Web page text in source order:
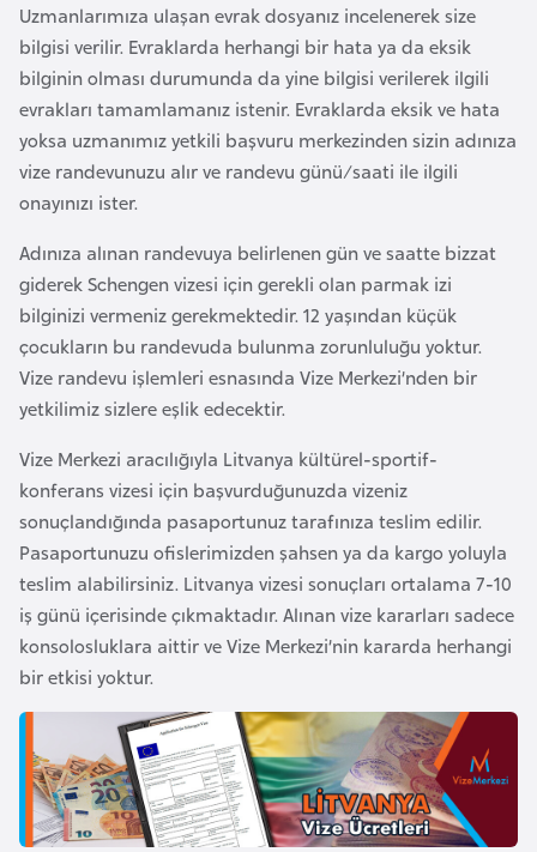
Uzmanlarımıza ulaşan evrak dosyanız incelenerek size
bilgisi verilir. Evraklarda herhangi bir hata ya da eksik
bilginin olması durumunda da yine bilgisi verilerek ilgili
evrakları tamamlamanız istenir. Evraklarda eksik ve hata
yoksa uzmanımız yetkili başvuru merkezinden sizin adınıza
vize randevunuzu alır ve randevu günü/saati ile ilgili
onayınızı ister.
Adınıza alınan randevuya belirlenen gün ve saatte bizzat
giderek Schengen vizesi için gerekli olan parmak izi
bilginizi vermeniz gerekmektedir. 12 yaşından küçük
çocukların bu randevuda bulunma zorunluluğu yoktur.
Vize randevu işlemleri esnasında Vize Merkezi’nden bir
yetkilimiz sizlere eşlik edecektir.
Vize Merkezi aracılığıyla Litvanya kültürel-sportif-
konferans vizesi için başvurduğunuzda vizeniz
sonuçlandığında pasaportunuz tarafınıza teslim edilir.
Pasaportunuzu ofislerimizden şahsen ya da kargo yoluyla
teslim alabilirsiniz. Litvanya vizesi sonuçları ortalama 7-10
iş günü içerisinde çıkmaktadır. Alınan vize kararları sadece
konsolosluklara aittir ve Vize Merkezi’nin kararda herhangi
bir etkisi yoktur.
r
i
s
t
a
n
E
r
m
e
n
i
t
a
n
E
s
t
y
a